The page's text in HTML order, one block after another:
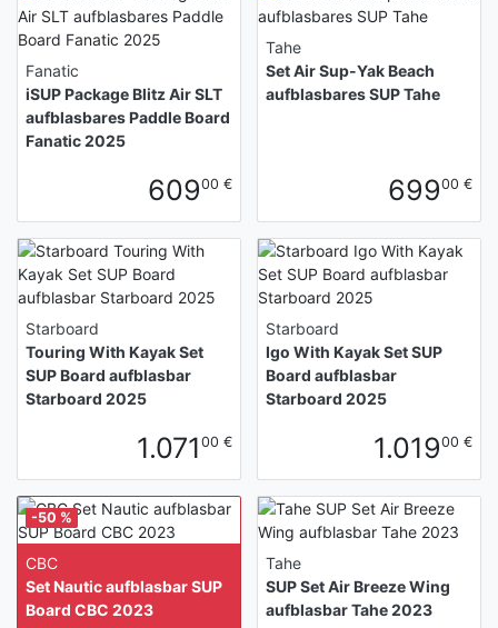
Fanatic
iSUP Package Blitz Air SLT
aufblasbares Paddle Board
Fanatic 2025
60900 €
Tahe
Set Air Sup-Yak Beach
aufblasbares SUP Tahe
69900 €
Starboard
Touring With Kayak Set
SUP Board aufblasbar
Starboard 2025
1.071 00 €
Starboard
Igo With Kayak Set SUP
Board aufblasbar
Starboard 2025
1.01900 €
CBC
Set Nautic aufblasbar SUP
Board CBC 2023
-50 %
Tahe
SUP Set Air Breeze Wing
aufblasbar Tahe 2023